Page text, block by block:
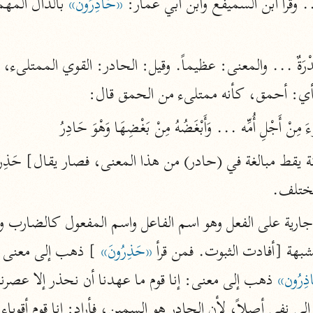
الزمخشري (٥٣٨ هـ)
أحمق، كأنه ممتلىء من الحمق قال:
[أفادت الثبوت. فمن قرأ «حَذِرُونَ»
ذهب إلى معنى: إنا قوم ما عهدنا أن نحذر إلا